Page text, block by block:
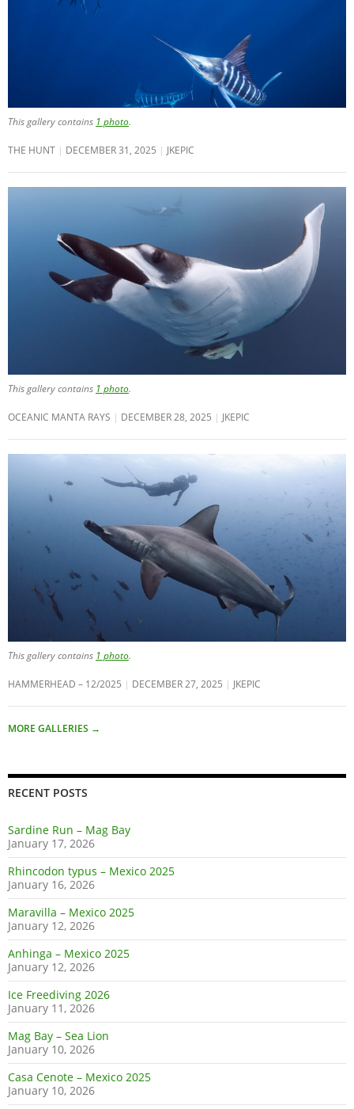
This gallery contains 1 photo.
THE HUNT DECEMBER 31, 2025 JKEPIC
This gallery contains 1 photo.
OCEANIC MANTA RAYS DECEMBER 28, 2025 JKEPIC
This gallery contains 1 photo.
HAMMERHEAD – 12/2025 DECEMBER 27, 2025 JKEPIC
MORE GALLERIES →
RECENT POSTS
Sardine Run – Mag Bay
January 17, 2026
Rhincodon typus – Mexico 2025
January 16, 2026
Maravilla – Mexico 2025
January 12, 2026
Anhinga – Mexico 2025
January 12, 2026
Ice Freediving 2026
January 11, 2026
Mag Bay – Sea Lion
January 10, 2026
Casa Cenote – Mexico 2025
January 10, 2026